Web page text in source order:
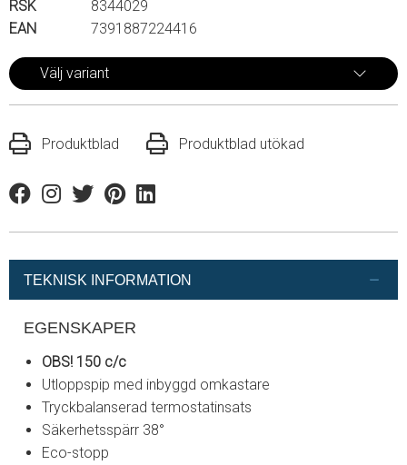
RSK
8344029
EAN
7391887224416
Välj variant
Produktblad Produktblad utökad
FacebookInstagram
TwitterPinterestLinkedin
TEKNISK INFORMATION
EGENSKAPER
OBS! 150 c/c
Utloppspip med inbyggd omkastare
Tryckbalanserad termostatinsats
Säkerhetsspärr 38°
Eco-stopp